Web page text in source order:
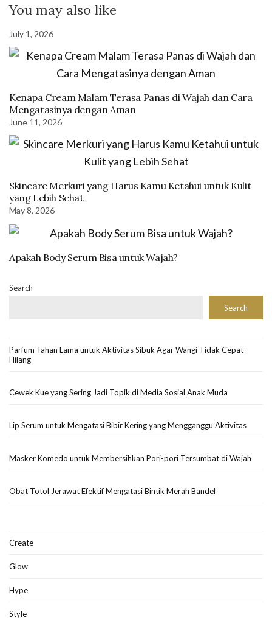
You may also like
July 1, 2026
Kenapa Cream Malam Terasa Panas di Wajah dan Cara
Mengatasinya dengan Aman
June 11, 2026
Skincare Merkuri yang Harus Kamu Ketahui untuk Kulit
yang Lebih Sehat
May 8, 2026
Apakah Body Serum Bisa untuk Wajah?
Search
Search
Parfum Tahan Lama untuk Aktivitas Sibuk Agar Wangi Tidak Cepat
Hilang
Cewek Kue yang Sering Jadi Topik di Media Sosial Anak Muda
Lip Serum untuk Mengatasi Bibir Kering yang Mengganggu Aktivitas
Masker Komedo untuk Membersihkan Pori-pori Tersumbat di Wajah
Obat Totol Jerawat Efektif Mengatasi Bintik Merah Bandel
Create
Glow
Hype
Style